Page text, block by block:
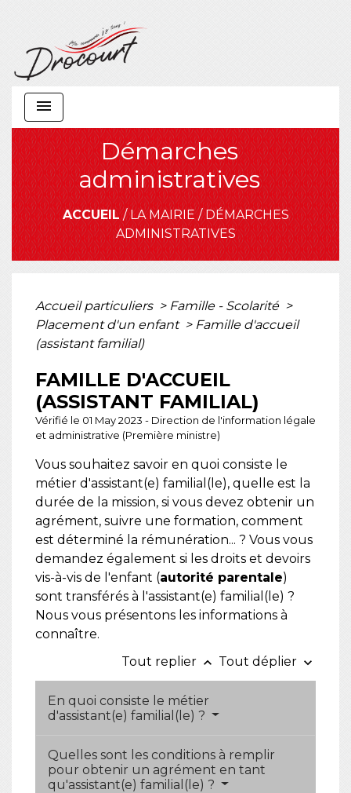
menu
Démarches
administratives
ACCUEIL/LA MAIRIE/DÉMARCHES
ADMINISTRATIVES
Accueil particuliers > Famille - Scolarité >
Placement d'un enfant > Famille d'accueil
(assistant familial)
FAMILLE D'ACCUEIL
(ASSISTANT FAMILIAL)
Vérifié le 01 May 2023 - Direction de l'information légale
et administrative (Première ministre)
Vous souhaitez savoir en quoi consiste le
métier d'assistant(e) familial(le), quelle est la
durée de la mission, si vous devez obtenir un
agrément, suivre une formation, comment
est déterminé la rémunération... ? Vous vous
demandez également si les droits et devoirs
vis-à-vis de l'enfant (autorité parentale)
sont transférés à l'assistant(e) familial(le) ?
Nous vous présentons les informations à
connaître.
Tout replier keyboard_arrow_up Tout déplier keyboard_arrow_down
En quoi consiste le métier
d'assistant(e) familial(le) ?
Quelles sont les conditions à remplir
pour obtenir un agrément en tant
qu'assistant(e) familial(le) ?